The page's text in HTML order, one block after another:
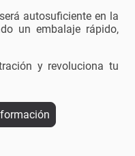
autosuficiente en la
un embalaje rápido,
y revoluciona tu